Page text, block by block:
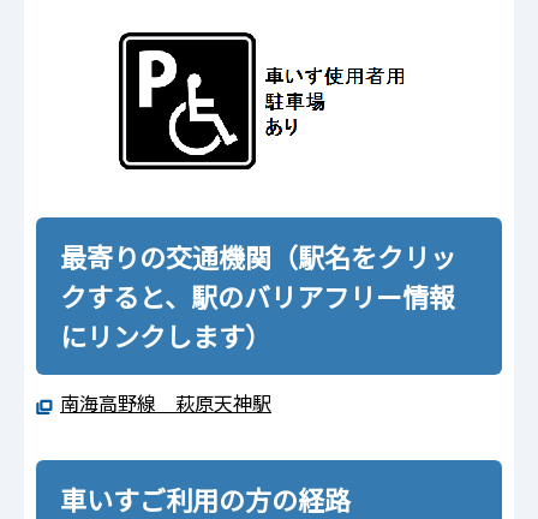
最寄りの交通機関（駅名をクリッ
クすると、駅のバリアフリー情報
にリンクします）
南海高野線 萩原天神駅
車いすご利用の方の経路